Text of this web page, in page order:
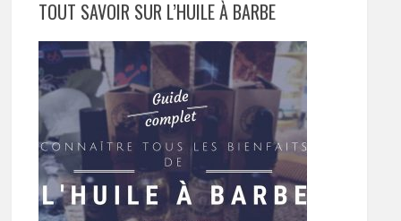
TOUT SAVOIR SUR L’HUILE À BARBE